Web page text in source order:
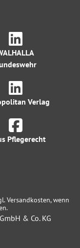
Verlag
Pflegerecht
Versandkosten, wenn
& Co. KG